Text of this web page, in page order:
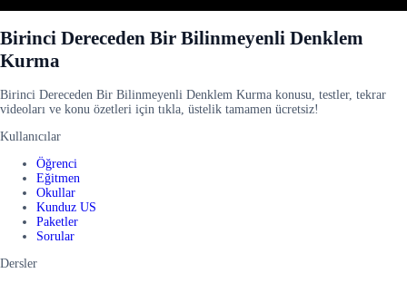
Birinci Dereceden Bir Bilinmeyenli Denklem
Kurma
Birinci Dereceden Bir Bilinmeyenli Denklem Kurma konusu, testler, tekrar
videoları ve konu özetleri için tıkla, üstelik tamamen ücretsiz!
Kullanıcılar
Öğrenci
Eğitmen
Okullar
Kunduz US
Paketler
Sorular
Dersler